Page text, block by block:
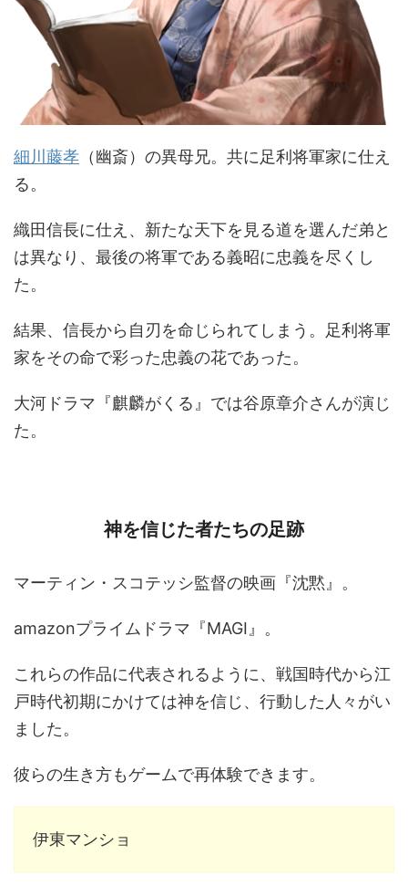
細川藤孝 （幽斎）の異母兄。共に足利将軍家に仕え
る。
織田信長に仕え、新たな天下を見る道を選んだ弟と
は異なり、最後の将軍である義昭に忠義を尽くし
た。
結果、信長から自刃を命じられてしまう。足利将軍
家をその命で彩った忠義の花であった。
大河ドラマ『麒麟がくる』では谷原章介さんが演じ
た。
神を信じた者たちの足跡
マーティン・スコテッシ監督の映画『沈黙』。
amazonプライムドラマ『MAGI』。
これらの作品に代表されるように、戦国時代から江
戸時代初期にかけては神を信じ、行動した人々がい
ました。
彼らの生き方もゲームで再体験できます。
伊東マンショ